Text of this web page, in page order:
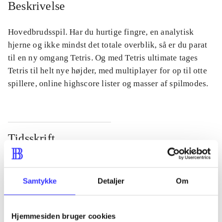
Samtykke Detaljer Om
Hjemmesiden bruger cookies
Beskrivelse
Hovedbrudsspil. Har du hurtige fingre, en analytisk
hjerne og ikke mindst det totale overblik, så er du parat
til en ny omgang Tetris. Og med Tetris ultimate tages
Tetris til helt nye højder, med multiplayer for op til otte
spillere, online highscore lister og masser af spilmodes.
Tidsskrift
Artiklen er en del af
lorem ipsum dolor sit amet ...
Tidsskrift